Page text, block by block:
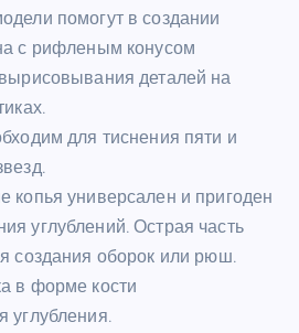
помогут в создании
с рифленым конусом
деталей на
для тиснения пяти и
копья универсален и пригоден
углублений. Острая часть
создания оборок или рюш.
в форме кости
углубления.